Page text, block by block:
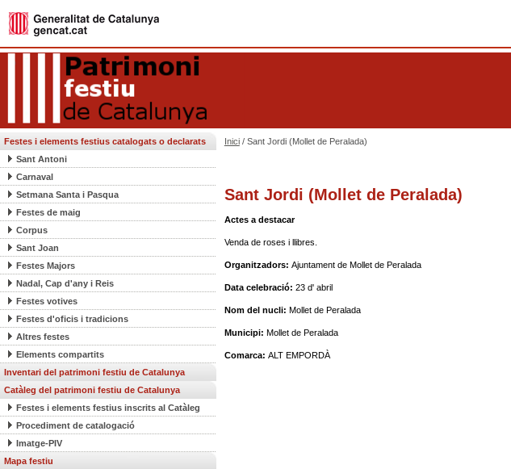
Festes i elements festius catalogats o declarats
Sant Antoni
Carnaval
Setmana Santa i Pasqua
Festes de maig
Corpus
Sant Joan
Festes Majors
Nadal, Cap d'any i Reis
Festes votives
Festes d'oficis i tradicions
Altres festes
Elements compartits
Inventari del patrimoni festiu de Catalunya
Catàleg del patrimoni festiu de Catalunya
Festes i elements festius inscrits al Catàleg
Procediment de catalogació
Imatge-PIV
Mapa festiu
Inici/ Sant Jordi (Mollet de Peralada)
Sant Jordi (Mollet de Peralada)
Actes a destacar
Venda de roses i llibres.
Organitzadors: Ajuntament de Mollet de Peralada
Data celebració: 23 d' abril
Nom del nucli: Mollet de Peralada
Municipi: Mollet de Peralada
Comarca: ALT EMPORDÀ